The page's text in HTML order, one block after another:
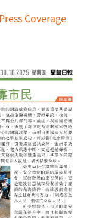
Coverage